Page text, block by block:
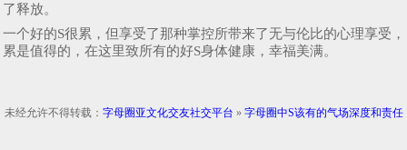
了释放。
一个好的S很累，但享受了那种掌控所带来了无与伦比的心理享受，
累是值得的，在这里致所有的好S身体健康，幸福美满。
未经允许不得转载： 字母圈亚文化交友社交平台 » 字母圈中S该有的气场深度和责任